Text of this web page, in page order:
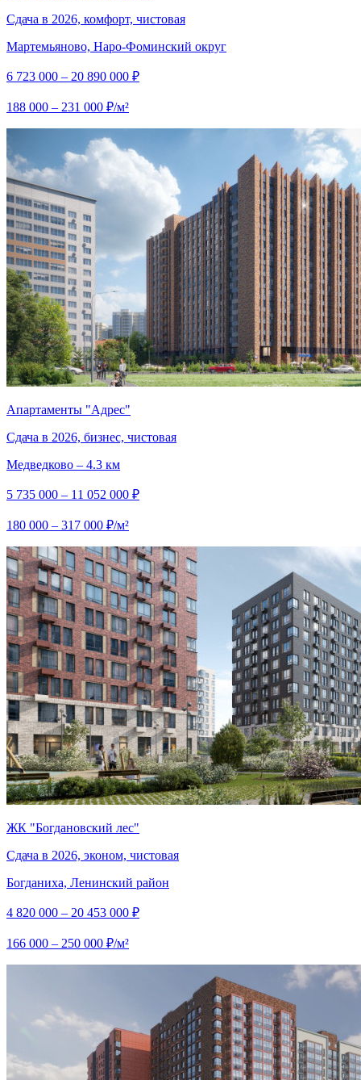
Сдача в 2026, комфорт, чистовая
Мартемьяново, Наро-Фоминский округ
6 723 000 – 20 890 000 ₽
188 000 – 231 000 ₽/м²
Апартаменты "Адрес"
Сдача в 2026, бизнес, чистовая
Медведково – 4.3 км
5 735 000 – 11 052 000 ₽
180 000 – 317 000 ₽/м²
ЖК "Богдановский лес"
Сдача в 2026, эконом, чистовая
Богданиха, Ленинский район
4 820 000 – 20 453 000 ₽
166 000 – 250 000 ₽/м²